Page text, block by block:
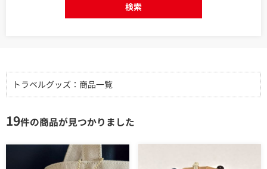
検索
トラベルグッズ：商品一覧
19件の商品が見つかりました